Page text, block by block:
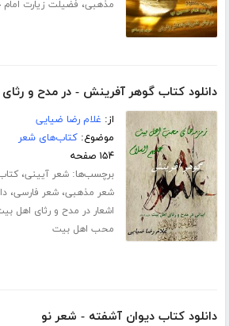
مذهبی، فضیلت زیارت
دانلود کتاب گوهر آفرینش - در مدح و
از: غلام رضا ضیایی
موضوع:کتاب‌های شعر
۱۵۴ صفحه
برچسب‌ها:شعر آیینی،
شعر مذهبی،شعر فارسی،
اشعار در مدح و رثای اهل
محب اهل بیت
دانلود کتاب دیوان آشفته - شعر نو